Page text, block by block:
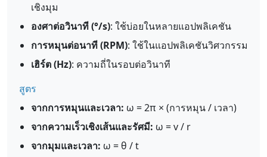
เชิงมุม
องศาต่อวินาที (°/s): ใช้บ่อยในหลายแอปพลิเคชัน
การหมุนต่อนาที (RPM): ใช้ในแอปพลิเคชันวิศวกรรม
เฮิร์ต (Hz): ความถี่ในรอบต่อวินาที
สูตร
จากการหมุนและเวลา: ω = 2π × (การหมุน / เวลา)
จากความเร็วเชิงเส้นและรัศมี: ω = v / r
จากมุมและเวลา: ω = θ / t